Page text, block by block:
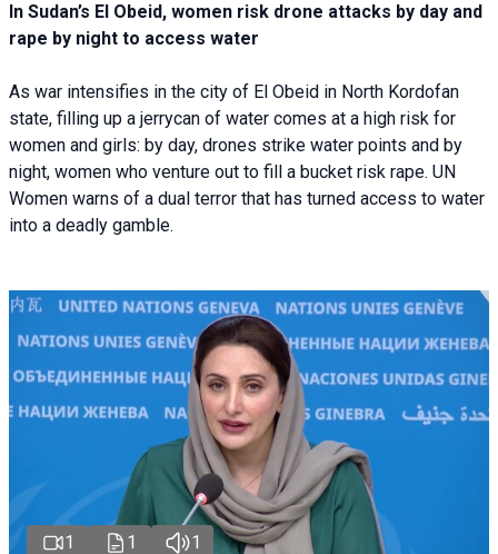
In Sudan’s El Obeid, women risk drone attacks by day and
rape by night to access water
As war intensifies in the city of El Obeid in North Kordofan
state, filling up a jerrycan of water comes at a high risk for
women and girls: by day, drones strike water points and by
night, women who venture out to fill a bucket risk rape. UN
Women warns of a dual terror that has turned access to water
into a deadly gamble.
1 1 1